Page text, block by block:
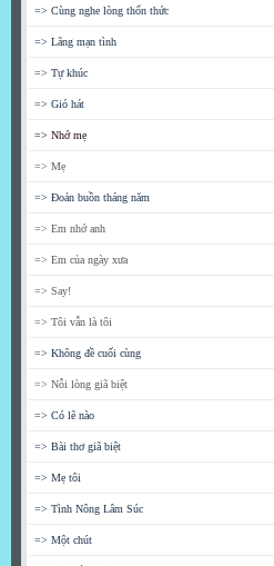
=> Cùng nghe lòng thổn thức
=> Lãng mạn tình
=> Tự khúc
=> Gió hát
=> Nhớ mẹ
=> Mẹ
=> Đoản buồn tháng năm
=> Em nhớ anh
=> Em của ngày xưa
=> Say!
=> Tôi vẫn là tôi
=> Không đề cuối cùng
=> Nỗi lòng giã biệt
=> Có lẽ nào
=> Bài thơ giã biệt
=> Mẹ tôi
=> Tình Nông Lâm Súc
=> Một chút